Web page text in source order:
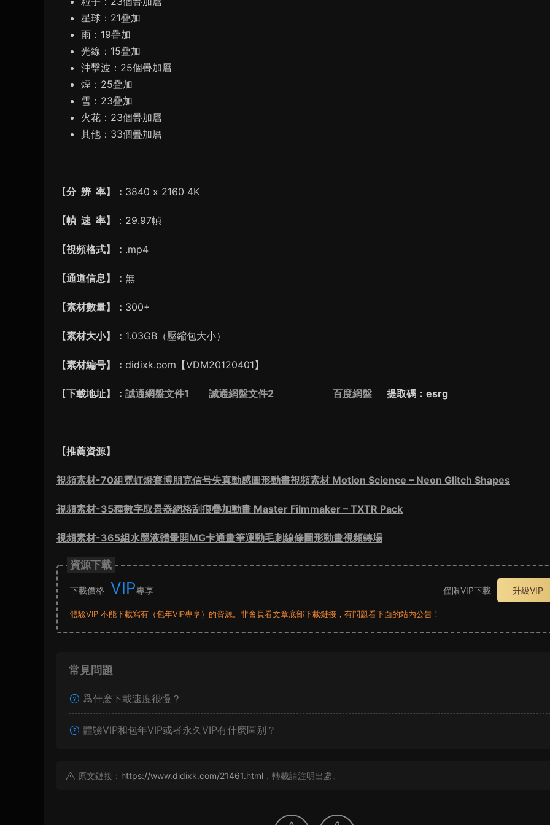
星球：21疊加
雨：19疊加
光線：15疊加
沖擊波：25個疊加層
煙：25疊加
雪：23疊加
火花：23個疊加層
其他：33個疊加層
【分 辨 率】： 3840 x 2160 4K
【幀 速 率】 ：29.97幀
【視頻格式】： .mp4
【通道信息】： 無
【素材數量】： 300+
【素材大小】： 1.03GB（壓縮包大小）
【素材編号】： didixk.com【VDM20120401】
【下載地址】： 誠通網盤文件1 誠通網盤文件2 百度網盤 提取碼：esrg
【推薦資源】
視頻素材-70組霓虹燈賽博朋克信号失真動感圖形動畫視頻素材 Motion Science – Neon Glitch Shapes
視頻素材-35種數字取景器網格刮痕疊加動畫 Master Filmmaker – TXTR Pack
視頻素材-365組水墨液體暈開MG卡通畫筆運動毛刺線條圖形動畫視頻轉場
資源下載
下載價格 VIP專享 僅限VIP下載 升級VIP
體驗VIP 不能下載寫有（包年VIP專享）的資源。非會員看文章底部下載鏈接，有問題看下面的站内公告！
常見問題
爲什麽下載速度很慢？
體驗VIP和包年VIP或者永久VIP有什麽區别？
原文鏈接： https://www.didixk.com/21461.html ，轉載請注明出處。